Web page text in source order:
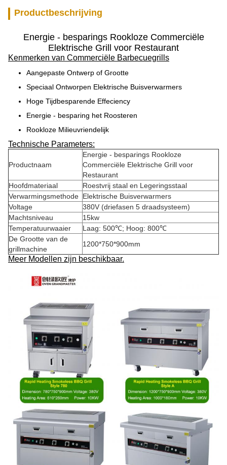
Productbeschrijving
Energie - besparings Rookloze Commerciële
Elektrische Grill voor Restaurant
Kenmerken van Commerciële Barbecuegrills
Aangepaste Ontwerp of Grootte
Speciaal Ontworpen Elektrische Buisverwarmers
Hoge Tijdbesparende Effeciency
Energie - besparing het Roosteren
Rookloze Milieuvriendelijk
Technische Parameters:
Productnaam
Energie - besparings Rookloze
Commerciële Elektrische Grill voor
Restaurant
Hoofdmateriaal
Roestvrij staal en Legeringsstaal
Verwarmingsmethode Elektrische Buisverwarmers
Voltage
380V (driefasen 5 draadsysteem)
Machtsniveau
15kw
Temperatuurwaaier
Laag: 500℃; Hoog: 800℃
De Grootte van de
grillmachine
1200*750*900mm
Meer Modellen zijn beschikbaar.